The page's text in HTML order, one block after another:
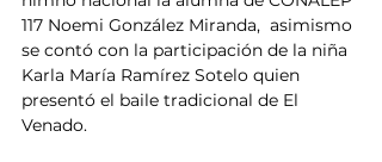
117 Noemi González Miranda,  asimismo
se contó con la participación de la niña
Karla María Ramírez Sotelo quien
presentó el baile tradicional de El
Venado.